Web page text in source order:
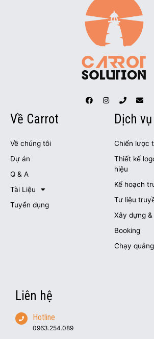
Về Carrot
Về chúng tôi
Dự án
Q & A
Tài Liệu
Tuyển dụng
Dịch vụ
Chiến lược
Thiết kế
hiệu
Kế hoạch
Tư liệu
Xây dựng
Booking
Chạy
Liên hệ
Hotline
0963.254.089